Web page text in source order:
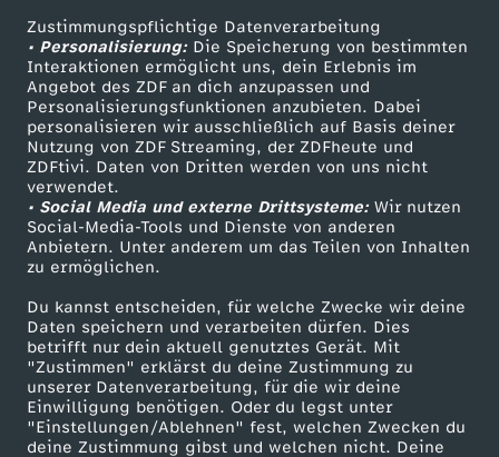
Zustimmungspflichtige Datenverarbeitung
• Personalisierung:Die Speicherung von bestimmten
Interaktionen ermöglicht uns, dein Erlebnis im
Angebot des ZDF an dich anzupassen und
Personalisierungsfunktionen anzubieten. Dabei
personalisieren wir ausschließlich auf Basis deiner
Nutzung von ZDF Streaming, der ZDFheute und
ZDFtivi. Daten von Dritten werden von uns nicht
verwendet.
• Social Media und externe Drittsysteme:Wir nutzen
Social-Media-Tools und Dienste von anderen
Anbietern. Unter anderem um das Teilen von Inhalten
zu ermöglichen.
Du kannst entscheiden, für welche Zwecke wir deine
Daten speichern und verarbeiten dürfen. Dies
betrifft nur dein aktuell genutztes Gerät. Mit
"Zustimmen" erklärst du deine Zustimmung zu
unserer Datenverarbeitung, für die wir deine
Einwilligung benötigen. Oder du legst unter
"Einstellungen/Ablehnen" fest, welchen Zwecken du
deine Zustimmung gibst und welchen nicht. Deine
Livestreams
Sendungen A-Z
TV-Programm
Zuschauerservice
Hilfe
ZDF Unternehmen
Karriere
ZDF goes Schule
Werbefernsehen
Mainzelmännchen